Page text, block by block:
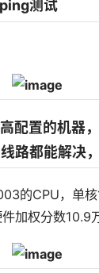
测试
配置的机器
路都能解决
的CPU，单
加权分数10.9